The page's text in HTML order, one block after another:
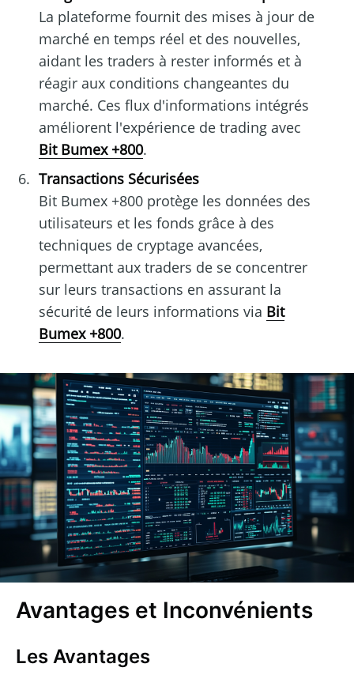
La plateforme fournit des mises à jour de
marché en temps réel et des nouvelles,
aidant les traders à rester informés et à
réagir aux conditions changeantes du
marché. Ces flux d'informations intégrés
améliorent l'expérience de trading avec
Bit Bumex +800.
Transactions Sécurisées
Bit Bumex +800 protège les données des
utilisateurs et les fonds grâce à des
techniques de cryptage avancées,
permettant aux traders de se concentrer
sur leurs transactions en assurant la
sécurité de leurs informations via Bit
Bumex +800.
Avantages et Inconvénients
Les Avantages